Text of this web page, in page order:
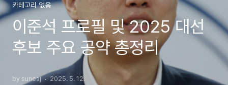
카테고리 없음
이준석 프로필 및 2025 대선
후보 주요 공약 총정리
by suneaj 2025. 5. 12.